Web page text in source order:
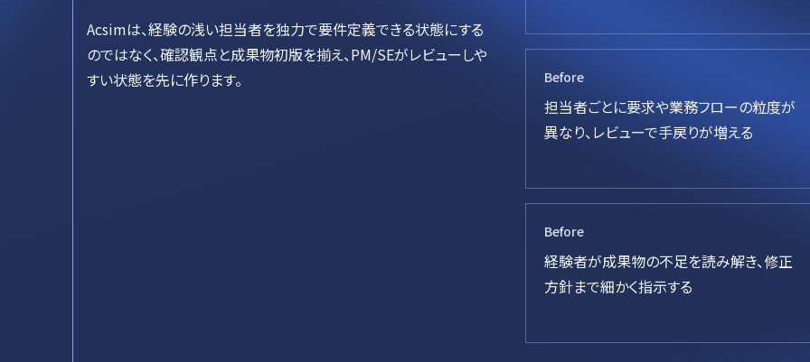
Acsimは、経験の浅い担当者を独力で要件定義できる状態にする
のではなく、確認観点と成果物初版を揃え、PM/SEがレビューしや
すい状態を先に作ります。
Before
担当者ごとに要求や業務フローの粒度が
異なり、レビューで手戻りが増える
2
Before
経験者が成果物の不足を読み解き、修正
方針まで細かく指示する
3